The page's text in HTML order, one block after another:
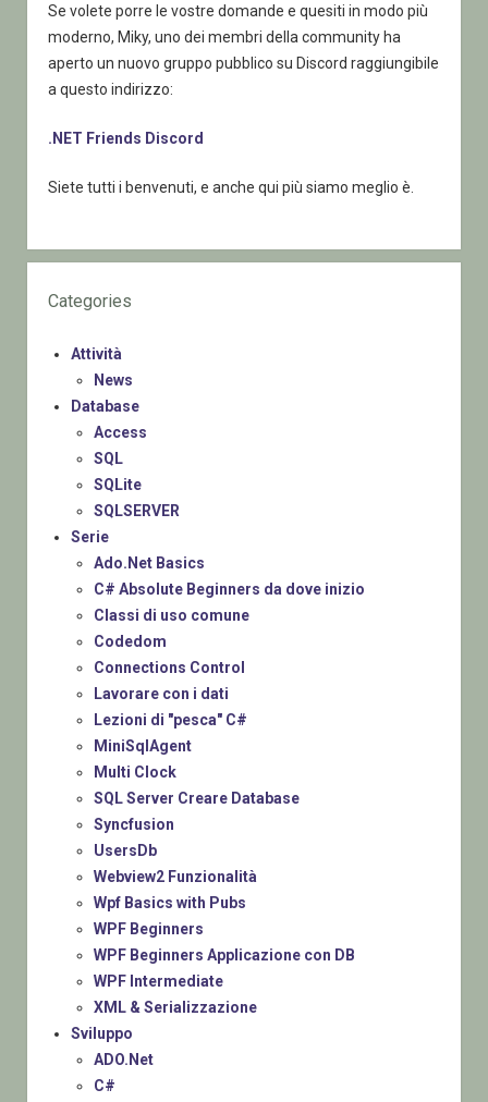
Se volete porre le vostre domande e quesiti in modo più
moderno, Miky, uno dei membri della community ha
aperto un nuovo gruppo pubblico su Discord raggiungibile
a questo indirizzo:
.NET Friends Discord
Siete tutti i benvenuti, e anche qui più siamo meglio è.
Categories
Attività
News
Database
Access
SQL
SQLite
SQLSERVER
Serie
Ado.Net Basics
C# Absolute Beginners da dove inizio
Classi di uso comune
Codedom
Connections Control
Lavorare con i dati
Lezioni di "pesca" C#
MiniSqlAgent
Multi Clock
SQL Server Creare Database
Syncfusion
UsersDb
Webview2 Funzionalità
Wpf Basics with Pubs
WPF Beginners
WPF Beginners Applicazione con DB
WPF Intermediate
XML & Serializzazione
Sviluppo
ADO.Net
C#